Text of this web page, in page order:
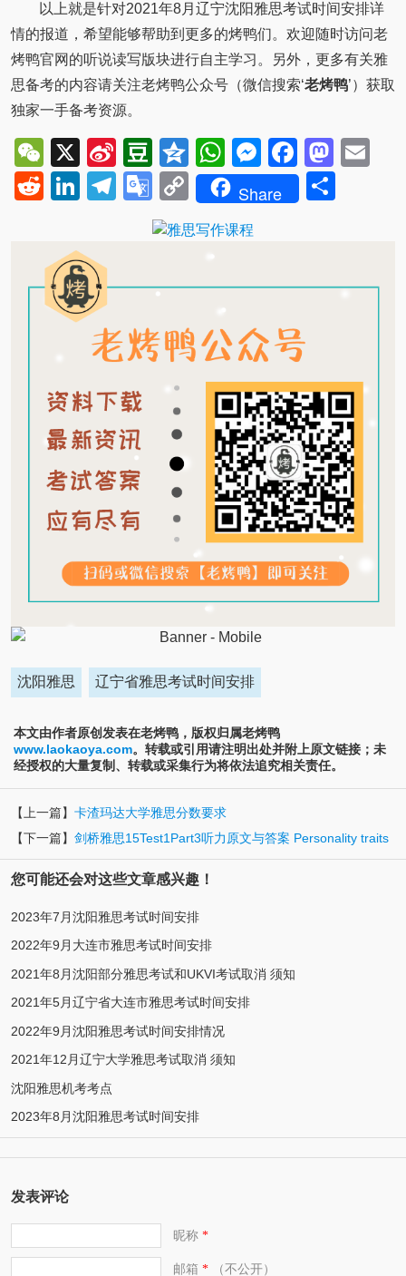
以上就是针对2021年8月辽宁沈阳雅思考试时间安排详
情的报道，希望能够帮助到更多的烤鸭们。欢迎随时访问老
烤鸭官网的听说读写版块进行自主学习。另外，更多有关雅
思备考的内容请关注老烤鸭公众号（微信搜索‘老烤鸭’）获取
独家一手备考资源。
WeChat
X
Sina
Weibo
Douban
QzoneWhatsApp
Messenger
RedditLinkedIn
Telegram
Google
Translate
Copy
Link
Share
沈阳雅思 辽宁省雅思考试时间安排
本文由作者原创发表在老烤鸭，版权归属老烤鸭
www.laokaoya.com。转载或引用请注明出处并附上原文链接；未
经授权的大量复制、转载或采集行为将依法追究相关责任。
【上一篇】 卡渣玛达大学雅思分数要求
【下一篇】 剑桥雅思15Test1Part3听力原文与答案 Personality traits
您可能还会对这些文章感兴趣！
2023年7月沈阳雅思考试时间安排
2022年9月大连市雅思考试时间安排
2021年8月沈阳部分雅思考试和UKVI考试取消 须知
2021年5月辽宁省大连市雅思考试时间安排
2022年9月沈阳雅思考试时间安排情况
2021年12月辽宁大学雅思考试取消 须知
沈阳雅思机考考点
2023年8月沈阳雅思考试时间安排
发表评论
昵称*
邮箱 *（不公开）